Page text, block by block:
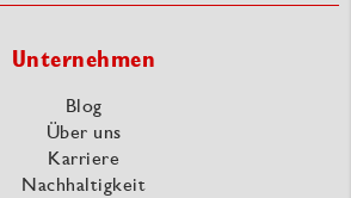
Unternehmen
Blog
Über uns
Karriere
Nachhaltigkeit